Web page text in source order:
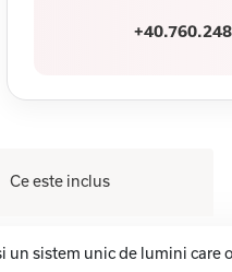
Ce este inclus
sistem unic de lumini care